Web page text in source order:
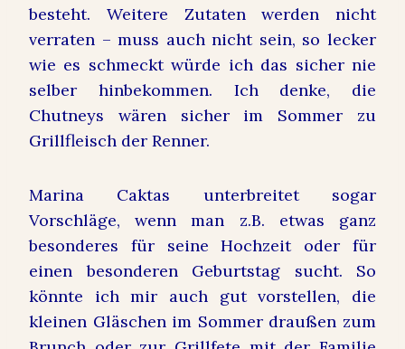
besteht. Weitere Zutaten werden nicht
verraten – muss auch nicht sein, so lecker
wie es schmeckt würde ich das sicher nie
selber hinbekommen. Ich denke, die
Chutneys wären sicher im Sommer zu
Grillfleisch der Renner.
Marina Caktas unterbreitet sogar
Vorschläge, wenn man z.B. etwas ganz
besonderes für seine Hochzeit oder für
einen besonderen Geburtstag sucht. So
könnte ich mir auch gut vorstellen, die
kleinen Gläschen im Sommer draußen zum